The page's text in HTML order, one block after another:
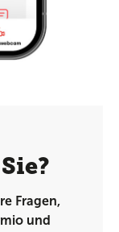
Fragen,
und